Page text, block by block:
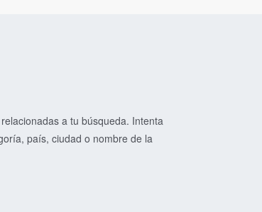
a tu búsqueda. Intenta
país, ciudad o nombre de la